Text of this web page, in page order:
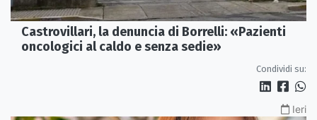
Castrovillari, la denuncia di Borrelli: «Pazienti
oncologici al caldo e senza sedie»
Condividi su:
Ieri